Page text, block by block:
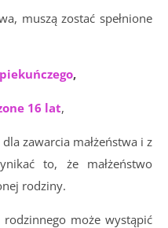
muszą zostać spełnione
,
16 lat,
zawarcia małżeństwa i z
to, że małżeństwo
rodziny.
może wystąpić